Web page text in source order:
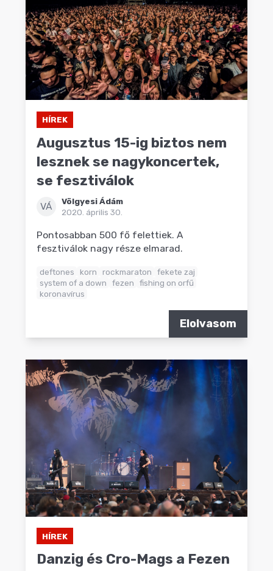
HÍREK
Augusztus 15-ig biztos nem
lesznek se nagykoncertek,
se fesztiválok
VÁ
Völgyesi Ádám
2020. április 30.
Pontosabban 500 fő felettiek. A
fesztiválok nagy része elmarad.
deftones korn rockmaraton
fekete zaj
system of a down
fezen
fishing on orfű
koronavírus
Elolvasom
HÍREK
Danzig és Cro-Mags a Fezen